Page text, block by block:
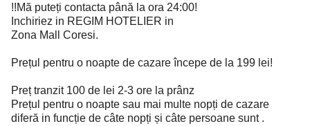
!!Mă puteți contacta până la ora 24:00!
Inchiriez in REGIM HOTELIER in
Zona Mall Coresi.
Prețul pentru o noapte de cazare începe de la 199 lei!
Preț tranzit 100 de lei 2-3 ore la prânz
Prețul pentru o noapte sau mai multe nopți de cazare
diferă in funcție de câte nopți și câte persoane sunt .